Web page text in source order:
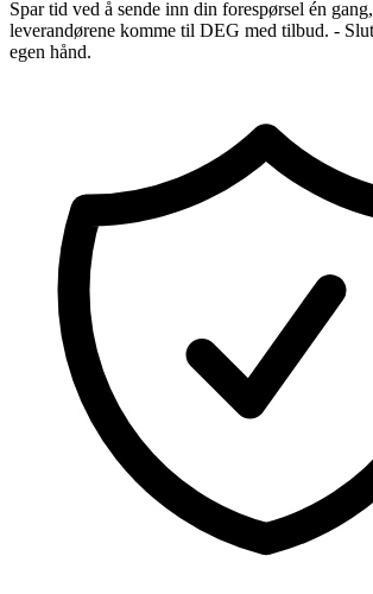
Spar tid ved å sende inn din forespørsel én
leverandørene komme til DEG med tilbud. -
egen hånd.